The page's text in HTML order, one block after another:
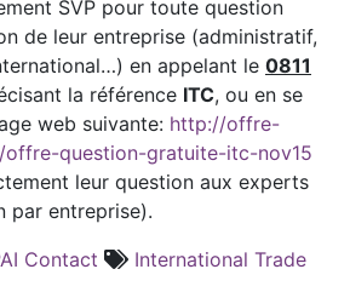
SVP pour toute question
de leur entreprise (administratif,
en appelant le 0811
la référence ITC, ou en se
web suivante: http://offre-
offre-question-gratuite-itc-nov15
leur question aux experts
par entreprise).
Contact
International Trade